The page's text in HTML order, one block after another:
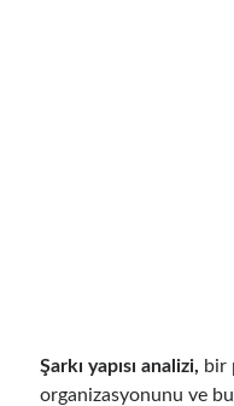
Şarkı yapısı analizi, bir
organizasyonunu ve